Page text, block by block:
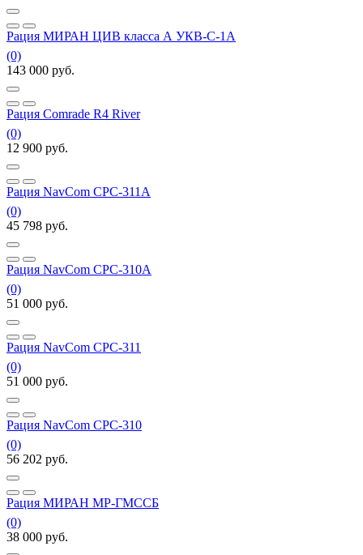
Рация МИРАН ЦИВ класса А УКВ-С-1А
(0)
143 000 руб.
Рация Comrade R4 River
(0)
12 900 руб.
Рация NavCom СРC-311А
(0)
45 798 руб.
Рация NavCom СРC-310А
(0)
51 000 руб.
Рация NavCom СРC-311
(0)
51 000 руб.
Рация NavCom СРC-310
(0)
56 202 руб.
Рация МИРАН МР-ГМССБ
(0)
38 000 руб.